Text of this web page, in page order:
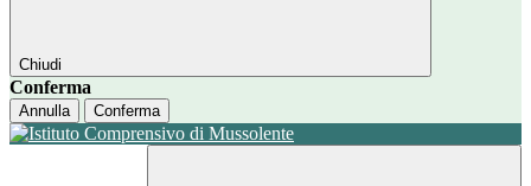
Chiudi
Conferma
Annulla Conferma